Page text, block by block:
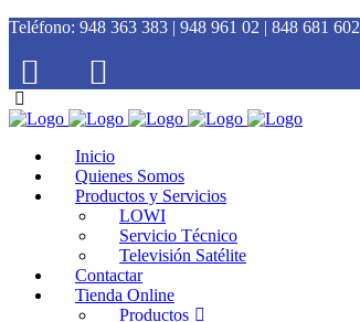
Teléfono: 948 363 383 | 948 961 02 | 848 681 602
Inicio
Quienes Somos
Productos y Servicios
LOWI
Servicio Técnico
Televisión Satélite
Contactar
Tienda Online
Productos